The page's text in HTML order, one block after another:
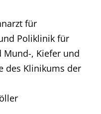
für
Poliklinik für
Mund-, Kiefer und
des Klinikums der